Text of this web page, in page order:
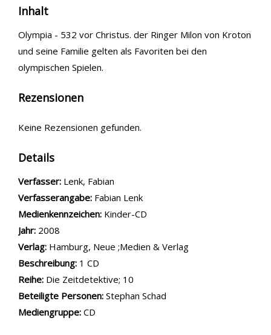
Inhalt
Olympia - 532 vor Christus. der Ringer Milon von Kroton
und seine Familie gelten als Favoriten bei den
olympischen Spielen.
Rezensionen
Keine Rezensionen gefunden.
Details
Verfasser: Suche nach diesem Verfasser
Lenk, Fabian
Verfasserangabe: Fabian Lenk
Medienkennzeichen: Kinder-CD
Jahr: 2008
Verlag: Hamburg, Neue ;Medien & Verlag
opens in new tab
Diesen Link in neuem Tab öffnen
Suche nach dieser Systematik
Suche nach diesem Interessenskreis
Beschreibung: 1 CD
Reihe: Die Zeitdetektive; 10
Beteiligte Personen: Suche nach dieser Beteiligten Person
Stephan Schad
Mediengruppe: CD